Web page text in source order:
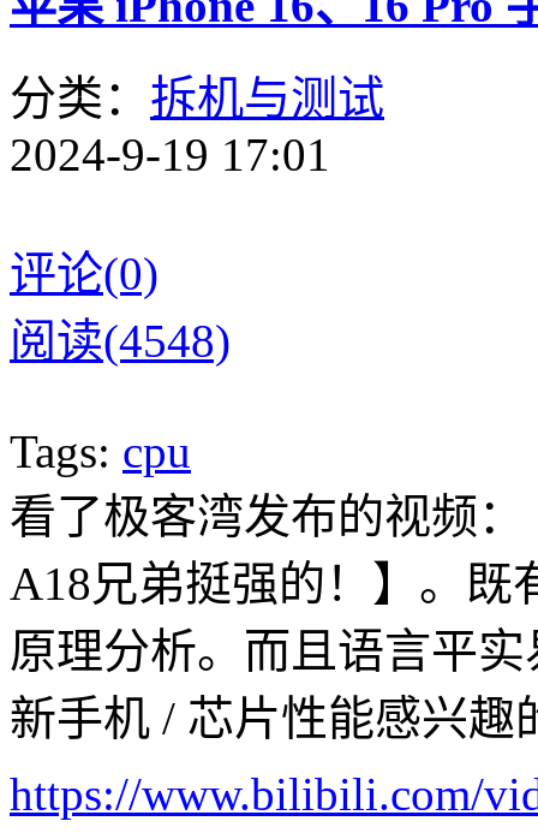
分类： 拆机与测试
2024-9-19 17:01
评论(0)
阅读(4548)
Tags: cpu
看了极客湾发布的视频
A18兄弟挺强的！】。既
原理分析。而且语言平
新手机 / 芯片性能感兴趣
https://www.bilibili.com/